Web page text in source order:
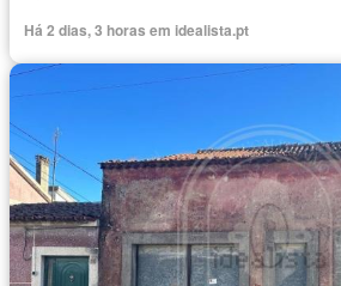
Há 2 dias, 3 horas em idealista.pt